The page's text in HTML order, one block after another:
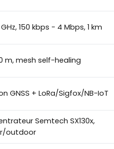
150 kbps - 4 Mbps, 1 km
m, mesh self-healing
GNSS + LoRa/Sigfox/NB-IoT
Semtech SX130x,
outdoor